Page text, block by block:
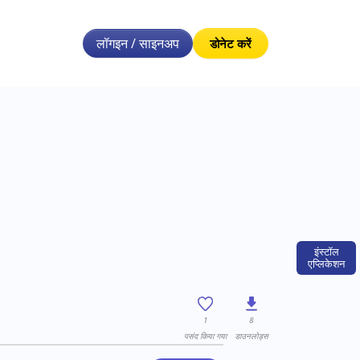
इंस्टॉल
एप्लिकेशन
लॉगइन / साइनअप डोनेट करें
1
पसंद किया गया
8
डाउनलोड्स